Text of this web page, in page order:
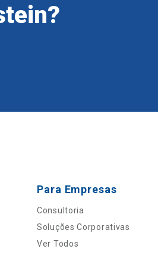
Para Empresas
Consultoria
Soluções Corporativas
Ver Todos